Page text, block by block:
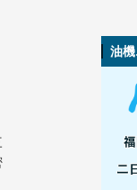
油